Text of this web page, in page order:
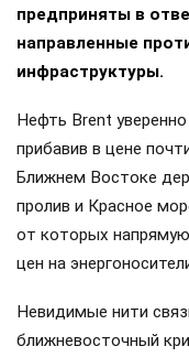
предприняты в
направленные
инфраструктуры.
Нефть Brent
прибавив в цене
Ближнем Востоке
пролив и Красное
от которых
цен на
Невидимые нити
ближневосточный